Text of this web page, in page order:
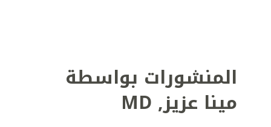
المنشورات بواسطة
مينا عزيز,
MD